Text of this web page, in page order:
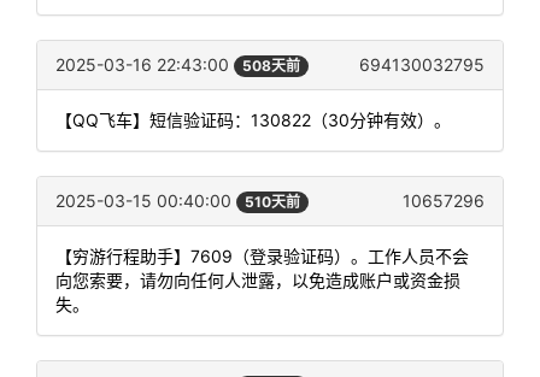
2025-03-16 22:43:00 508天前 694130032795
【QQ飞车】短信验证码：130822（30分钟有效）。
2025-03-15 00:40:00 510天前 10657296
【穷游行程助手】7609（登录验证码）。工作人员不会
向您索要，请勿向任何人泄露，以免造成账户或资金损
失。